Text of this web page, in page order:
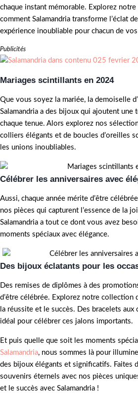
chaque instant mémorable. Explorez
comment Salamandria transforme l’éclat
expérience inoubliable pour chacun de
Publicités
Mariages scintillants en 2024
Que vous soyez la mariée, la demoiselle
Salamandria a des bijoux qui ajoutent une
chaque tenue. Alors explorez nos
colliers élégants et de boucles d’oreilles
les unions inoubliables.
Célébrer les anniversaires avec
Aussi, chaque année mérite d’être
nos pièces qui capturent l’essence de la
Salamandria a tout ce dont vous avez
moments spéciaux avec élégance.
Des bijoux éclatants pour les
Des remises de diplômes à des
d’être célébrée. Explorez notre collection
la réussite et le succès. Des bracelets
idéal pour célébrer ces jalons importants.
Et puis quelle que soit les moments
Salamandria, nous sommes là pour
des bijoux élégants et significatifs. Faites
souvenirs éternels avec nos pièces
et le succès avec Salamandria !